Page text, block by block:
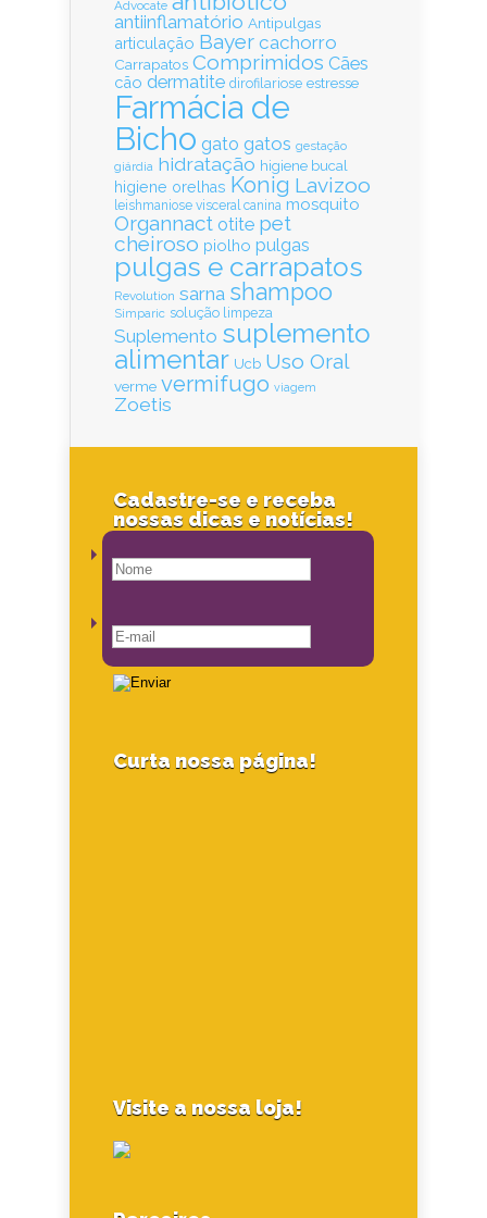
Advocate
antiinflamatório Antipulgas
articulação Bayer cachorro
Carrapatos Comprimidos Cães
cão dermatite dirofilariose estresse
Farmácia de
Bicho gato gatos gestação
giárdia hidratação higiene bucal
higiene orelhas Konig Lavizoo
leishmaniose visceral canina mosquito
Organnact otite pet
cheiroso piolho pulgas
pulgas e carrapatos
Revolution sarna shampoo
Simparic solução limpeza
Suplemento suplemento
alimentar Ucb Uso Oral
verme vermifugo viagem
Zoetis
Cadastre-se e receba
nossas dicas e notícias!
Curta nossa página!
Visite a nossa loja!